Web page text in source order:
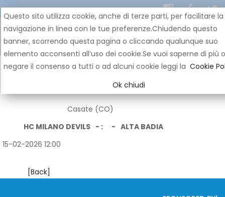
Casate (CO)
HC MILANO DEVILS - : - ALTA BADIA
15-02-2026 12:00
[Back]
Questo sito utilizza cookie, anche di terze parti, per facilitare
navigazione in linea con le tue preferenze.Chiudendo questo
banner, scorrendo questa pagina o cliccando qualunque suo
elemento acconsenti all’uso dei cookie.Se vuoi saperne di più o
negare il consenso a tutti o ad alcuni cookie leggi la Cookie
Ok chiudi